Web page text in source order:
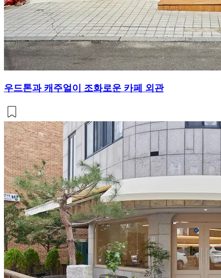
우드톤과 캐주얼이 조화로운 카페 외관